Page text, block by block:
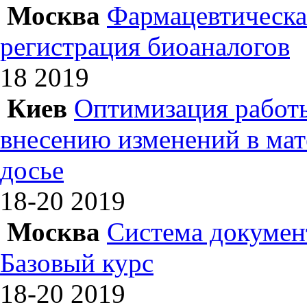
Москва
регистрация биоаналогов
18 2019
Киев Оптимизация
внесению изменений в
досье
18-20 2019
Москва Система
Базовый курс
18-20 2019